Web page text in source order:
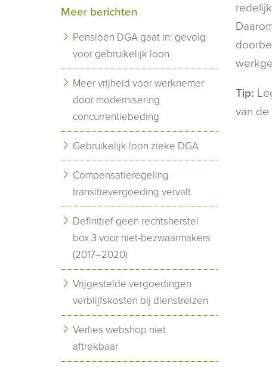
Tip:
van de
Meer berichten
Pensioen DGA gaat in: gevolg
voor gebruikelijk loon
Meer vrijheid voor werknemer
door modernisering
concurrentiebeding
Gebruikelijk loon zieke DGA
Compensatieregeling
transitievergoeding vervalt
Definitief geen rechtsherstel
box 3 voor niet-bezwaarmakers
(2017–2020)
Vrijgestelde vergoedingen
verblijfskosten bij dienstreizen
Verlies webshop niet
aftrekbaar